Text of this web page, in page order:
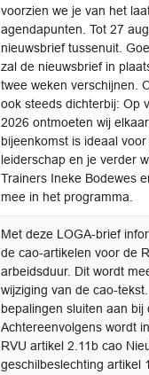
voorzien we je van het
agendapunten. Tot 27
nieuwsbrief tussenuit.
zal de nieuwsbrief in
twee weken verschijnen.
ook steeds dichterbij: Op
2026 ontmoeten wij
bijeenkomst is ideaal voor
leiderschap en je verder
Trainers Ineke Bodewes
mee in het programma.
Met deze LOGA-brief
de cao-artikelen voor de
arbeidsduur. Dit wordt
wijziging van de cao-
bepalingen sluiten aan bij
Achtereenvolgens wordt
RVU artikel 2.11b cao
geschilbeslechting artikel